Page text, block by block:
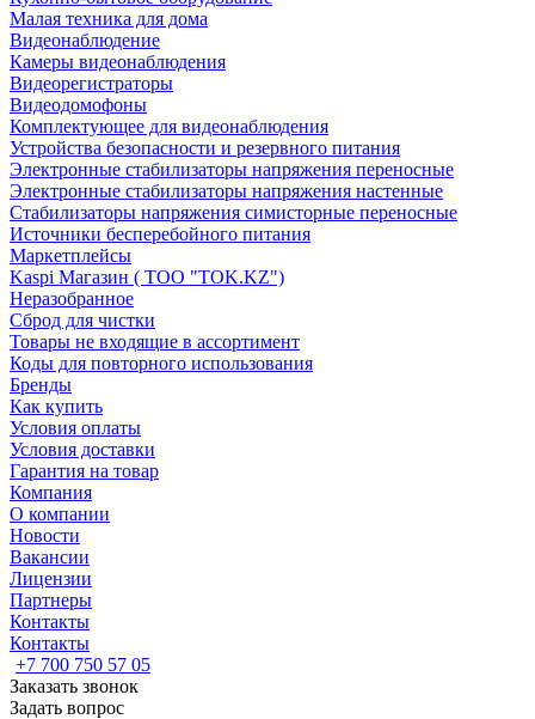
Малая техника для дома
Видеонаблюдение
Камеры видеонаблюдения
Видеорегистраторы
Видеодомофоны
Комплектующее для видеонаблюдения
Устройства безопасности и резервного питания
Электронные стабилизаторы напряжения переносные
Электронные стабилизаторы напряжения настенные
Стабилизаторы напряжения симисторные переносные
Источники бесперебойного питания
Маркетплейсы
Kaspi Магазин ( ТОО "TOK.KZ")
Неразобранное
Сброд для чистки
Товары не входящие в ассортимент
Коды для повторного использования
Бренды
Как купить
Условия оплаты
Условия доставки
Гарантия на товар
Компания
О компании
Новости
Вакансии
Лицензии
Партнеры
Контакты
Контакты
+7 700 750 57 05
Заказать звонок
Задать вопрос